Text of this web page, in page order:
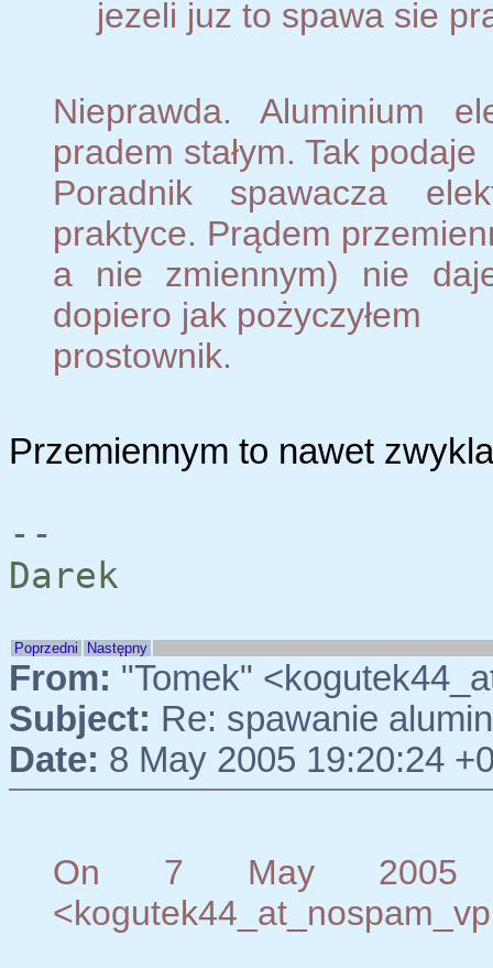
jezeli juz to spawa sie
Nieprawda. Aluminium
pradem stałym. Tak podaje
Poradnik spawacza
praktyce. Prądem
a nie zmiennym) nie
dopiero jak pożyczyłem
prostownik.
Przemiennym to nawet
--
Darek
Poprzedni Następny
From: "Tomek"
Subject: Re: spawanie
Date: 8 May 2005 19:20:24
On 7 May 2005